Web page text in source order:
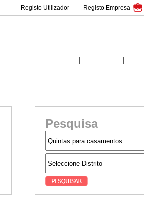
Registo Empresa
Registo Utilizador
| |
Pesquisa